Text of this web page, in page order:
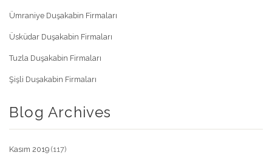
Ümraniye Duşakabin Firmaları
Üsküdar Duşakabin Firmaları
Tuzla Duşakabin Firmaları
Şişli Duşakabin Firmaları
Blog Archives
Kasım 2019 (117)